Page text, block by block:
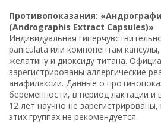
Противопоказания:
(Andrographis Extract Capsules)»
Индивидуальная
paniculata или компонентам
желатину и диоксиду титана.
зарегистрированы аллергические
анафилаксии. Данные о
беременности, в период лактации и
12 лет научно не
этих группах не рекомендуется.